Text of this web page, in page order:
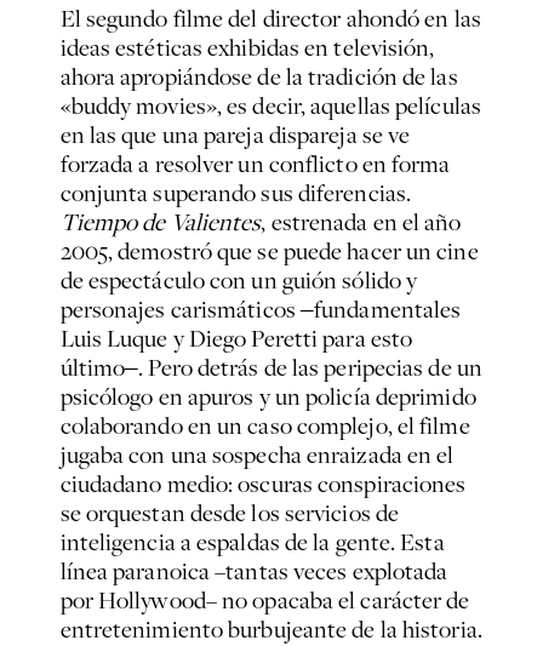
El segundo filme del director ahondó en las
ideas estéticas exhibidas en televisión,
ahora apropiándose de la tradición de las
«buddy movies», es decir, aquellas películas
en las que una pareja dispareja se ve
forzada a resolver un conflicto en forma
conjunta superando sus diferencias.
Tiempo de Valientes, estrenada en el año
2005, demostró que se puede hacer un cine
de espectáculo con un guión sólido y
personajes carismáticos ‒fundamentales
Luis Luque y Diego Peretti para esto
último‒. Pero detrás de las peripecias de un
psicólogo en apuros y un policía deprimido
colaborando en un caso complejo, el filme
jugaba con una sospecha enraizada en el
ciudadano medio: oscuras conspiraciones
se orquestan desde los servicios de
inteligencia a espaldas de la gente. Esta
línea paranoica –tantas veces explotada
por Hollywood– no opacaba el carácter de
entretenimiento burbujeante de la historia.